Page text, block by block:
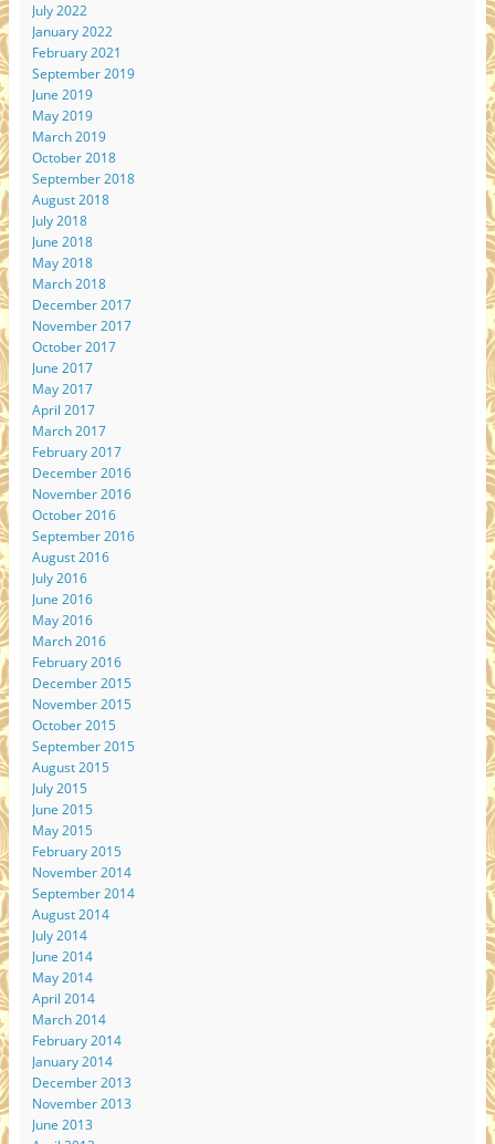
July 2022
January 2022
February 2021
September 2019
June 2019
May 2019
March 2019
October 2018
September 2018
August 2018
July 2018
June 2018
May 2018
March 2018
December 2017
November 2017
October 2017
June 2017
May 2017
April 2017
March 2017
February 2017
December 2016
November 2016
October 2016
September 2016
August 2016
July 2016
June 2016
May 2016
March 2016
February 2016
December 2015
November 2015
October 2015
September 2015
August 2015
July 2015
June 2015
May 2015
February 2015
November 2014
September 2014
August 2014
July 2014
June 2014
May 2014
April 2014
March 2014
February 2014
January 2014
December 2013
November 2013
June 2013